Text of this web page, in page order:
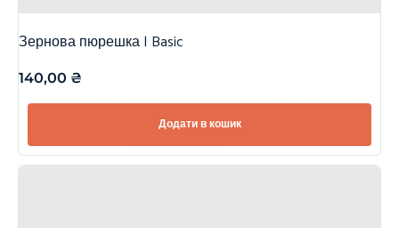
Зернова пюрешка | Basic
140,00 ₴
Додати в кошик